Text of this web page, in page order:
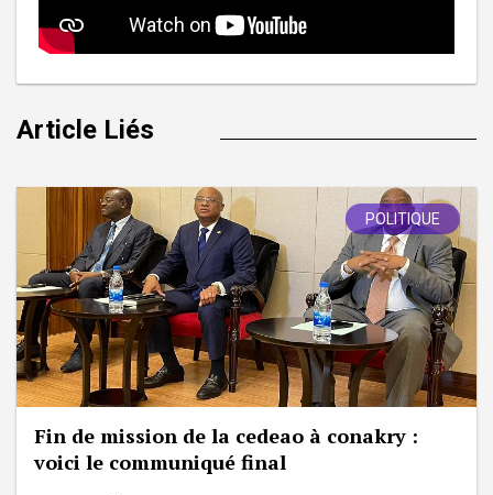
Article Liés
POLITIQUE
Fin de mission de la cedeao à conakry :
voici le communiqué final